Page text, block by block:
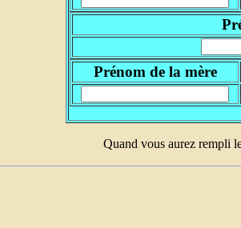
Prénom de la mère
Quand vous aurez rempli